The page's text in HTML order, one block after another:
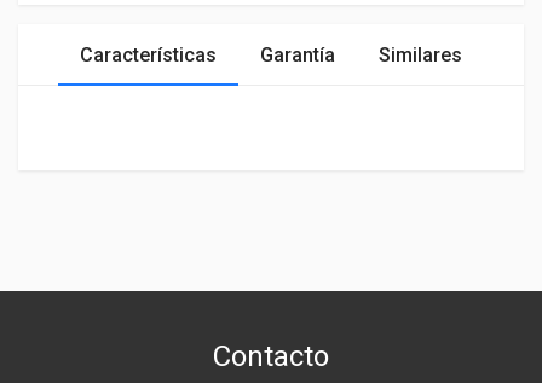
Características Garantía Similares
Contacto